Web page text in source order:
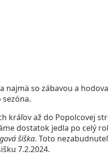
najmä so zábavou a
kráľov až do Popolcovej
dostatok jedla po celý
šiška. Toto
7.2.2024.